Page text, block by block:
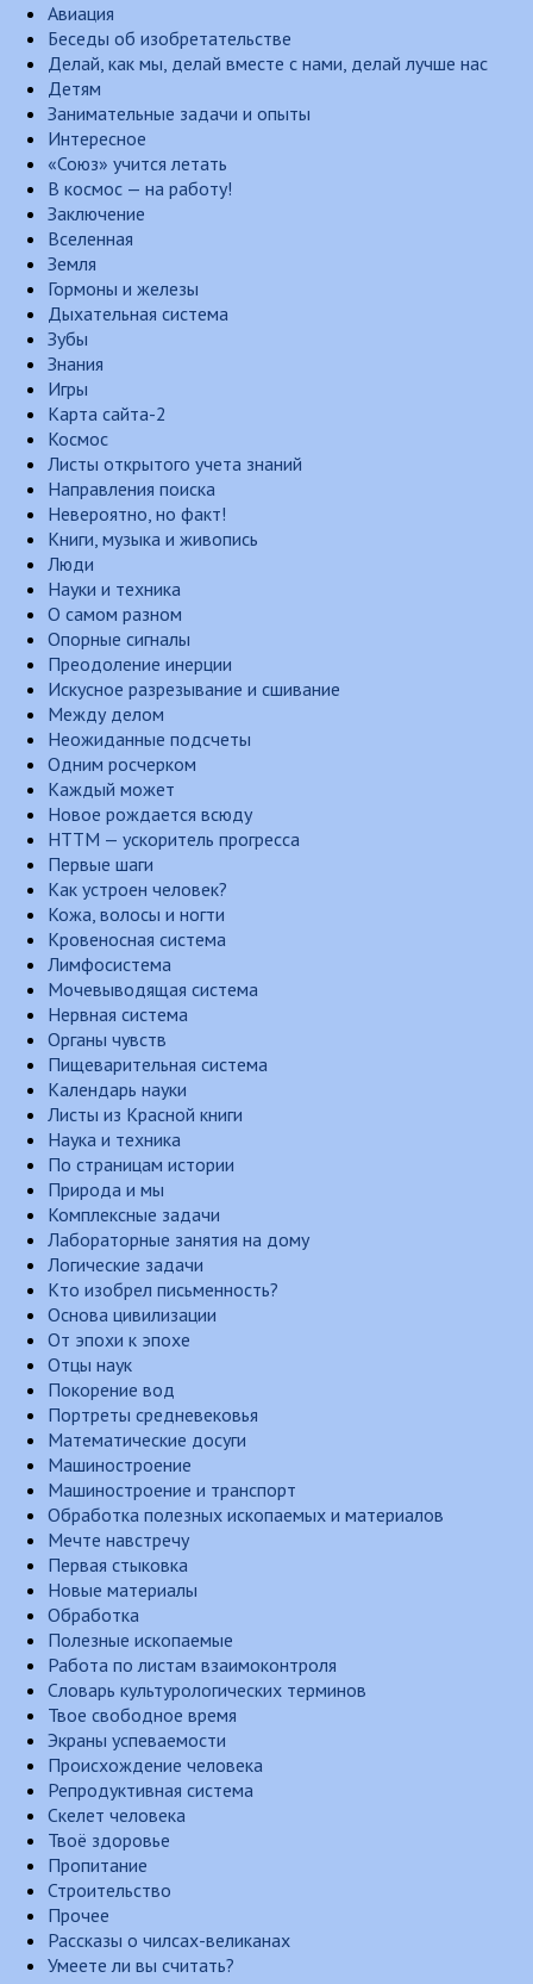
Авиация
Беседы об изобретательстве
Делай, как мы, делай вместе с нами, делай лучше нас
Детям
Занимательные задачи и опыты
Интересное
«Союз» учится летать
В космос — на работу!
Заключение
Вселенная
Земля
Гормоны и железы
Дыхательная система
Зубы
Знания
Игры
Карта сайта-2
Космос
Листы открытого учета знаний
Направления поиска
Невероятно, но факт!
Книги, музыка и живопись
Люди
Науки и техника
О самом разном
Опорные сигналы
Преодоление инерции
Искусное разрезывание и сшивание
Между делом
Неожиданные подсчеты
Одним росчерком
Каждый может
Новое рождается всюду
НТТМ — ускоритель прогресса
Первые шаги
Как устроен человек?
Кожа, волосы и ногти
Кровеносная система
Лимфосистема
Мочевыводящая система
Нервная система
Органы чувств
Пищеварительная система
Календарь науки
Листы из Красной книги
Наука и техника
По страницам истории
Природа и мы
Комплексные задачи
Лабораторные занятия на дому
Логические задачи
Кто изобрел письменность?
Основа цивилизации
От эпохи к эпохе
Отцы наук
Покорение вод
Портреты средневековья
Математические досуги
Машиностроение
Машиностроение и транспорт
Обработка полезных ископаемых и материалов
Мечте навстречу
Первая стыковка
Новые материалы
Обработка
Полезные ископаемые
Работа по листам взаимоконтроля
Словарь культурологических терминов
Твое свободное время
Экраны успеваемости
Происхождение человека
Репродуктивная система
Скелет человека
Твоё здоровье
Пропитание
Строительство
Прочее
Рассказы о чилсах-великанах
Умеете ли вы считать?